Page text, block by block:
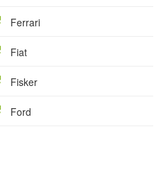
Ferrari
Fiat
Fisker
Ford